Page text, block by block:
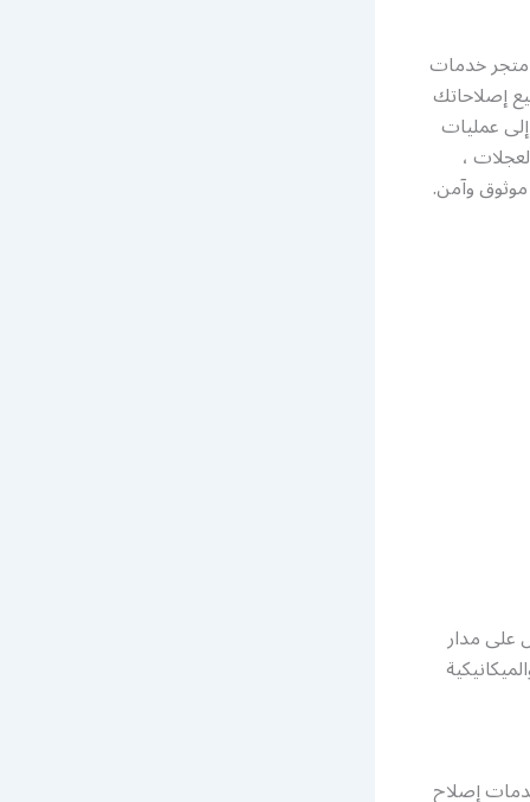
متجر خدمات
إصلاحاتك
عمليات
،
وآمن.
على مدار
إصلاح